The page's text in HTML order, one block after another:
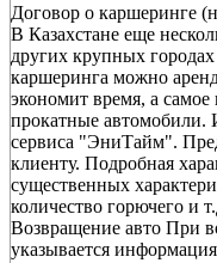
Договор о каршеринге
В Казахстане еще
других крупных
каршеринга можно
экономит время, а
прокатные автомобили.
сервиса "ЭниТайм".
клиенту. Подробная
существенных
количество горючего и
Возвращение авто При
указывается